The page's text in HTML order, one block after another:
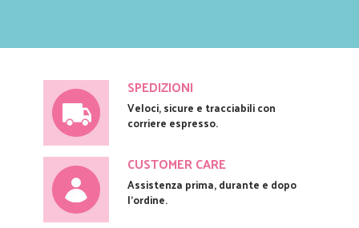
SPEDIZIONI
Veloci, sicure e tracciabili con
corriere espresso.
CUSTOMER CARE
Assistenza prima, durante e dopo
l'ordine.